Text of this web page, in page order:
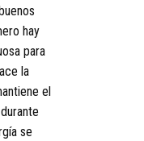
hay
para
la
el
se